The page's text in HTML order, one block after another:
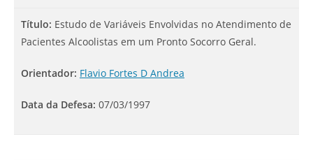
Título: Estudo de Variáveis Envolvidas no Atendimento de
Pacientes Alcoolistas em um Pronto Socorro Geral.
Orientador: Flavio Fortes D Andrea
Data da Defesa: 07/03/1997